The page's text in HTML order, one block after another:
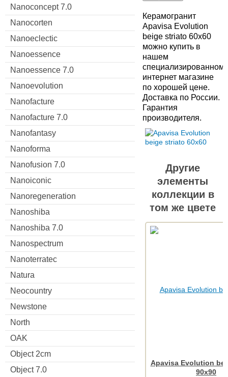
Nanoconcept 7.0
Nanocorten
Nanoeclectic
Nanoessence
Nanoessence 7.0
Nanoevolution
Nanofacture
Nanofacture 7.0
Nanofantasy
Nanoforma
Nanofusion 7.0
Nanoiconic
Nanoregeneration
Nanoshiba
Nanoshiba 7.0
Nanospectrum
Nanoterratec
Natura
Neocountry
Newstone
North
OAK
Object 2cm
Object 7.0
Керамогранит
Apavisa Evolution
beige striato 60x60
можно купить в
нашем
специализированном
интернет магазине
по хорошей цене.
Доставка по России.
Гарантия
производителя.
Другие
элементы
коллекции в
том же цвете
Apavisa Evolution
90x90